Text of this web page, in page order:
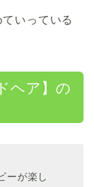
いっている
ヘア】の
ーが楽し